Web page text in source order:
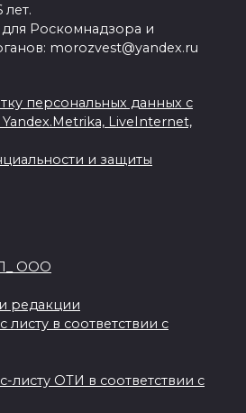
лет.
Роскомнадзора и
morozvest@yandex.ru
персональных данных с
LiveInternet,
и защиты
ООО
редакции
в соответствии с
листу ОТИ в соответствии с